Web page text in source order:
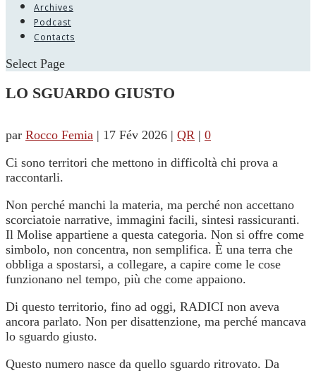
Archives
Podcast
Contacts
Select Page
LO SGUARDO GIUSTO
par Rocco Femia | 17 Fév 2026 | QR | 0
Ci sono territori che mettono in difficoltà chi prova a
raccontarli.
Non perché manchi la materia, ma perché non accettano
scorciatoie narrative, immagini facili, sintesi rassicuranti.
Il Molise appartiene a questa categoria. Non si offre come
simbolo, non concentra, non semplifica. È una terra che
obbliga a spostarsi, a collegare, a capire come le cose
funzionano nel tempo, più che come appaiono.
Di questo territorio, fino ad oggi, RADICI non aveva
ancora parlato. Non per disattenzione, ma perché mancava
lo sguardo giusto.
Questo numero nasce da quello sguardo ritrovato. Da